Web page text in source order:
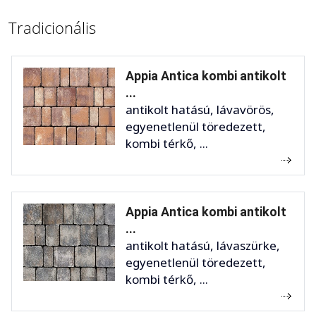
Tradicionális
Appia Antica kombi antikolt
...
antikolt hatású, lávavörös,
egyenetlenül töredezett,
kombi térkő, ...
Appia Antica kombi antikolt
...
antikolt hatású, lávaszürke,
egyenetlenül töredezett,
kombi térkő, ...